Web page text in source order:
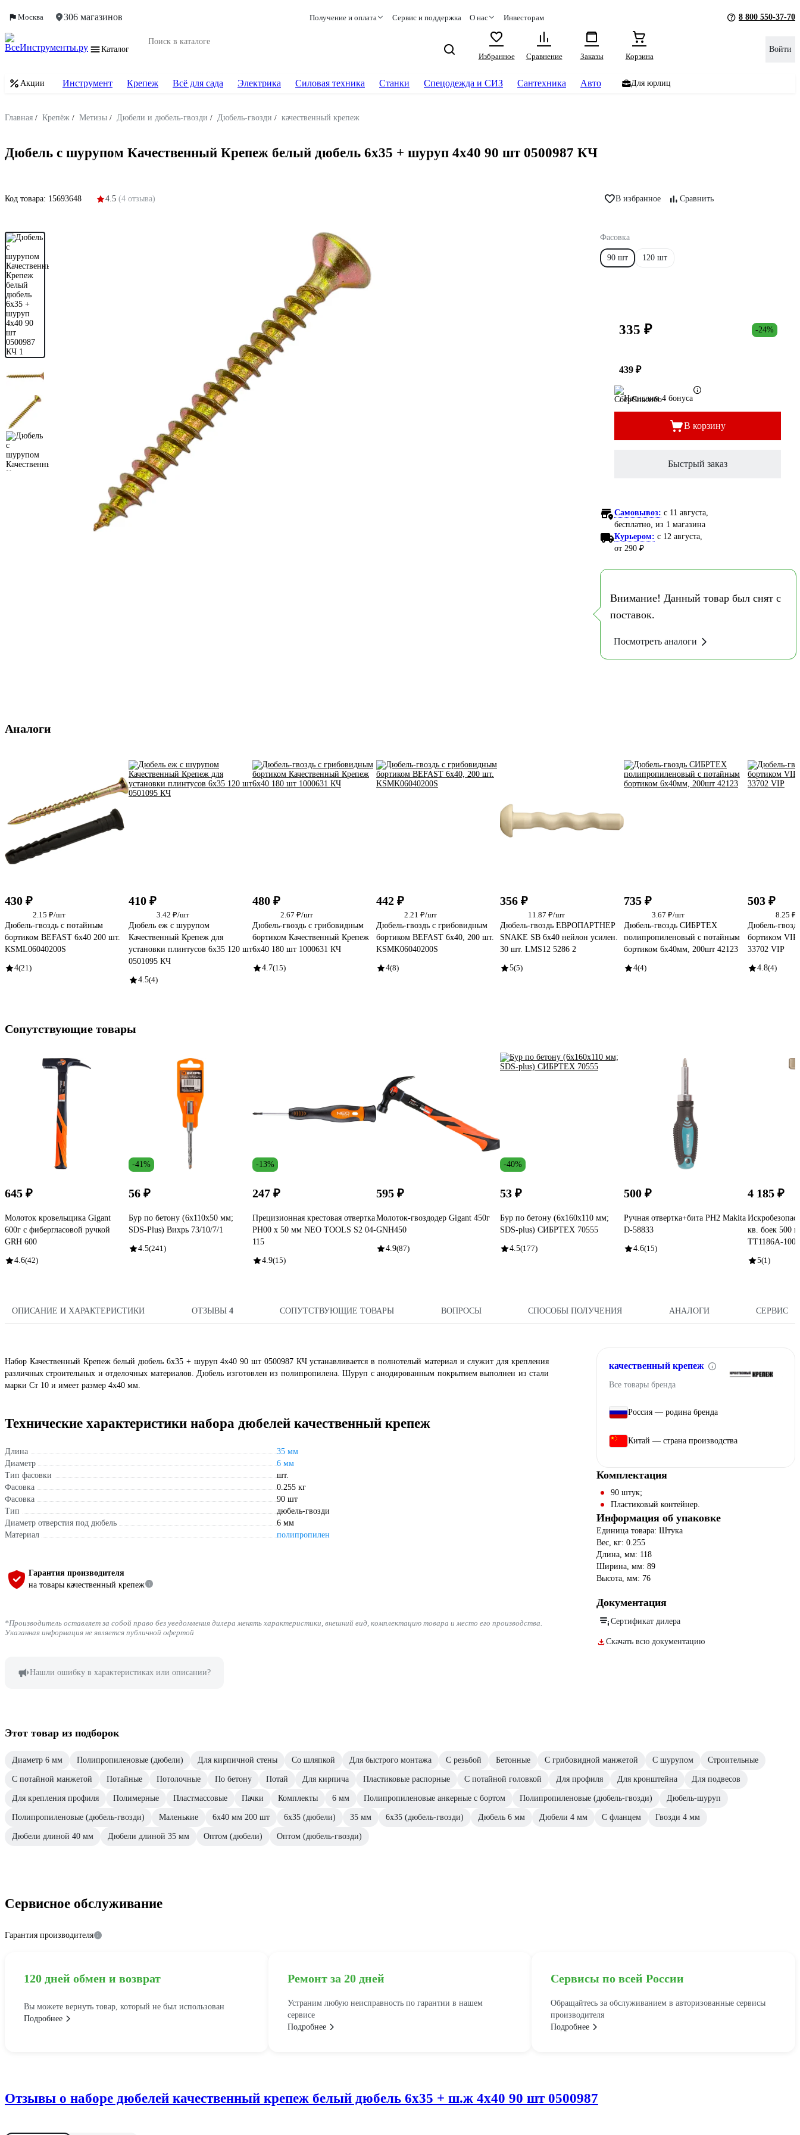
Москва 306 магазинов Получение и оплата Сервис и поддержка О нас Инвесторам 8 800 550-37-70
Каталог
Избранное
Сравнение Заказы Корзина
Войти
Акции Инструмент Крепеж Всё для сада Электрика Силовая техника Станки Спецодежда и СИЗ Сантехника Авто Для юрлиц
Главная / Крепёж / Метизы / Дюбели и дюбель-гвозди / Дюбель-гвозди / качественный крепеж
Дюбель с шурупом Качественный Крепеж белый дюбель 6х35 + шуруп 4х40 90 шт 0500987 КЧ
Код товара: 15693648 4.5 (4 отзыва) В избранное Сравнить
Фасовка
90 шт 120 шт
335 ₽ -24%
439 ₽
Начислим 4 бонуса
В корзину
Быстрый заказ
Самовывоз: c 11 августа,
бесплатно , из 1 магазина
Курьером: c 12 августа,
от 290 ₽
Внимание! Данный товар был снят с
поставок.
Посмотреть аналоги
Аналоги
430 ₽
2.15 ₽/шт
Дюбель-гвоздь с потайным
бортиком BEFAST 6х40 200 шт.
KSML06040200S
4(21)
410 ₽
3.42 ₽/шт
Дюбель еж с шурупом
Качественный Крепеж для
установки плинтусов 6х35 120 шт
0501095 КЧ
4.5(4)
480 ₽
2.67 ₽/шт
Дюбель-гвоздь с грибовидным
бортиком Качественный Крепеж
6х40 180 шт 1000631 КЧ
4.7(15)
442 ₽
2.21 ₽/шт
Дюбель-гвоздь с грибовидным
бортиком BEFAST 6x40, 200 шт.
KSMK06040200S
4(8)
356 ₽
11.87 ₽/шт
Дюбель-гвоздь ЕВРОПАРТНЕР
SNAKE SB 6x40 нейлон усилен.
30 шт. LMS12 5286 2
5(5)
735 ₽
3.67 ₽/шт
Дюбель-гвоздь СИБРТЕХ
полипропиленовый с потайным
бортиком 6x40мм, 200шт 42123
4(4)
503 ₽
8.25
Дюбель-
бортиком
33702 VIP
4.8(4)
Сопутствующие товары
645 ₽
Молоток кровельщика Gigant
600г c фибергласовой ручкой
GRH 600
4.6(42)
-41%
56 ₽
Бур по бетону (6x110x50 мм;
SDS-Plus) Вихрь 73/10/7/1
4.5(241)
-13%
247 ₽
Прецизионная крестовая отвертка
PH00 x 50 мм NEO TOOLS S2 04-
115
4.9(15)
595 ₽
Молоток-гвоздодер Gigant 450г
GNH450
4.9(87)
-40%
53 ₽
Бур по бетону (6x160х110 мм;
SDS-plus) СИБРТЕХ 70555
4.5(177)
500 ₽
Ручная отвертка+бита PH2 Makita
D-58833
4.6(15)
4 185 ₽
кв. боек 500
TT1186A-
5(1)
ОПИСАНИЕ И ХАРАКТЕРИСТИКИ ОТЗЫВЫ 4 СОПУТСТВУЮЩИЕ ТОВАРЫ ВОПРОСЫ СПОСОБЫ ПОЛУЧЕНИЯ АНАЛОГИ СЕРВИС
Набор Качественный Крепеж белый дюбель 6х35 + шуруп 4х40 90 шт 0500987 КЧ устанавливается в полнотелый материал и служит для крепления
различных строительных и отделочных материалов. Дюбель изготовлен из полипропилена. Шуруп с анодированным покрытием выполнен из стали
марки Ст 10 и имеет размер 4х40 мм.
Технические характеристики набора дюбелей качественный крепеж
Длина
35 мм
Диаметр
6 мм
Тип фасовки
шт.
Фасовка
0.255 кг
Фасовка
90 шт
Тип
дюбель-гвозди
Диаметр отверстия под дюбель
6 мм
Материал
полипропилен
Гарантия производителя
на товары качественный крепеж
*Производитель оставляет за собой право без уведомления дилера менять характеристики, внешний вид, комплектацию товара и место его производства.
Указанная информация не является публичной офертой
Нашли ошибку в характеристиках или описании?
качественный крепеж
Все товары бренда
Россия — родина бренда
Китай — страна производства
Комплектация
90 штук;
Пластиковый контейнер.
Информация об упаковке
Единица товара: Штука
Вес, кг: 0.255
Длина, мм: 118
Ширина, мм: 89
Высота, мм: 76
Документация
Сертификат дилера
Скачать всю документацию
Этот товар из подборок
Диаметр 6 мм Полипропиленовые (дюбели) Для кирпичной стены Со шляпкой Для быстрого монтажа С резьбой Бетонные С грибовидной манжетой С шурупом Строительные
С потайной манжетой Потайные Потолочные По бетону Потай Для кирпича Пластиковые распорные С потайной головкой Для профиля Для кронштейна Для подвесов
Для крепления профиля Полимерные Пластмассовые Пачки Комплекты 6 мм Полипропиленовые анкерные с бортом Полипропиленовые (дюбель-гвозди) Дюбель-шуруп
Полипропиленовые (дюбель-гвозди) Маленькие 6х40 мм 200 шт 6х35 (дюбели) 35 мм 6х35 (дюбель-гвозди) Дюбель 6 мм Дюбели 4 мм С фланцем Гвозди 4 мм
Дюбели длиной 40 мм Дюбели длиной 35 мм Оптом (дюбели) Оптом (дюбель-гвозди)
Сервисное обслуживание
Гарантия производителя
120 дней обмен и возврат
Вы можете вернуть товар, который не был использован
Подробнее
Ремонт за 20 дней
Устраним любую неисправность по гарантии в нашем
сервисе
Подробнее
Сервисы по всей России
Обращайтесь за обслуживанием в авторизованные сервисы
производителя
Подробнее
Отзывы о наборе дюбелей качественный крепеж белый дюбель 6х35 + ш.ж 4х40 90 шт 0500987